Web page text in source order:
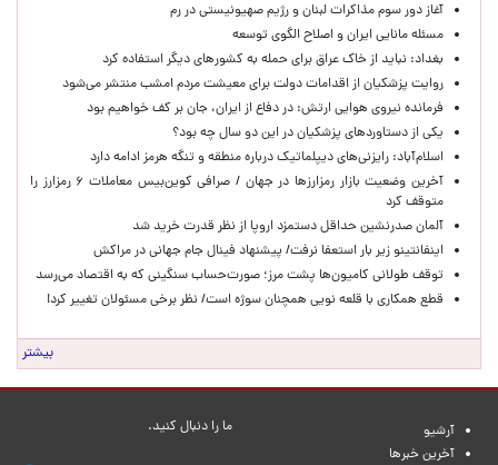
آغاز دور سوم مذاکرات لبنان و رژیم صهیونیستی در رم
مسئله مانایی ایران و اصلاح الگوی توسعه
بغداد: نباید از خاک عراق برای حمله به کشورهای دیگر استفاده کرد
روایت پزشکیان از اقدامات دولت برای معیشت مردم امشب منتشر می‌شود
فرمانده نیروی هوایی ارتش: در دفاع از ایران، جان بر کف خواهیم بود
یکی از دستاوردهای پزشکیان در این دو سال چه بود؟
اسلام‌آباد: رایزنی‌های دیپلماتیک درباره منطقه و تنگه هرمز ادامه دارد
آخرین وضعیت بازار رمزارزها در جهان / صرافی کوین‌بیس معاملات ۶ رمزارز را
متوقف کرد
آلمان صدرنشین حداقل دستمزد اروپا از نظر قدرت خرید شد
اینفانتینو زیر بار استعفا نرفت/ پیشنهاد فینال جام جهانی در مراکش
توقف طولانی کامیون‌ها پشت مرز؛ صورت‌حساب سنگینی که به اقتصاد می‌رسد
قطع همکاری با قلعه نویی همچنان سوژه است/ نظر برخی مسئولان تغییر کرد!
بیشتر
آرشیو
آخرین خبرها
ما را دنبال کنید.